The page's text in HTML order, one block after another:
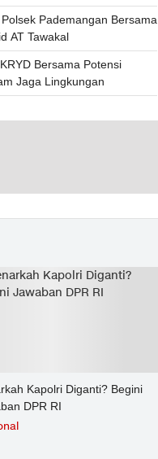
Pademangan Bersama
AT Tawakal
Bersama Potensi
Jaga Lingkungan
Kapolri Diganti? Begini
DPR RI